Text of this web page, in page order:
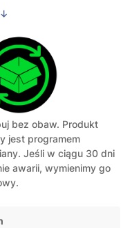
bez obaw. Produkt
jest programem
Jeśli w ciągu 30 dni
awarii, wymienimy go